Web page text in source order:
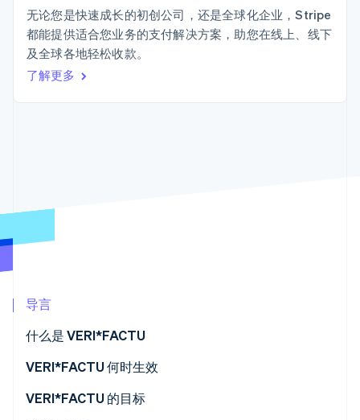
Boost
支付成功率优
化
Link
加速结账
欺诈防范
初创企业注册
了解 Stripe 如何为 AI 构建经济基础设施。
按行业
AI 企业
酒店、旅游与休闲
资源
应用集成
代码示例
Stripe Press
联系销售
无论您是快速成长的初创公司，还是全球化企业，Stripe
都能提供适合您业务的支付解决方案，助您在线上、线下
及全球各地轻松收款。
了解更多
导言
什么是 VERI*FACTU
VERI*FACTU 何时生效
VERI*FACTU 的目标